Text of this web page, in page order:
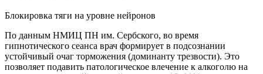
Блокировка тяги на уровне нейронов
По данным НМИЦ ПН им. Сербского, во время
гипнотического сеанса врач формирует в подсознании
устойчивый очаг торможения (доминанту трезвости). Это
позволяет подавить патологическое влечение к алкоголю на